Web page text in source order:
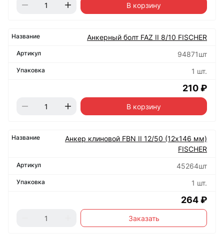
В корзину
Анкерный болт FAZ II 8/10 FISCHER
94871шт
1 шт.
210 ₽
В корзину
Анкер клиновой FBN II 12/50 (12х146 мм)
FISCHER
45264шт
1 шт.
264 ₽
Заказать